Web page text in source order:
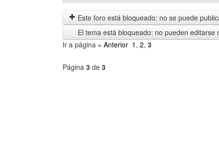
mensajes
anteriores
by
Este foro está bloqueado: no se puede
El tema está bloqueado: no pueden editarse
Ir a página « Anterior 1 , 2, 3
Página 3 de 3